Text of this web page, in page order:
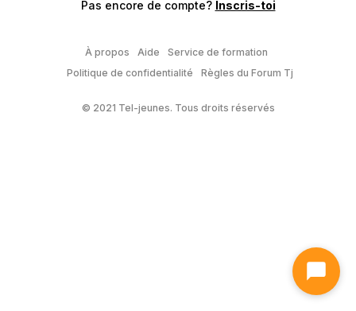
Pas encore de compte? Inscris-toi
À propos Aide
Service de formation
Politique de confidentialité
Règles du Forum Tj
© 2021 Tel-jeunes. Tous droits réservés